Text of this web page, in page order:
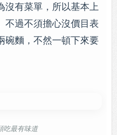
沒有菜單，所以基本上
不過不須擔心沒價目表
碗麵，不然一頓下來要
吃最有味道